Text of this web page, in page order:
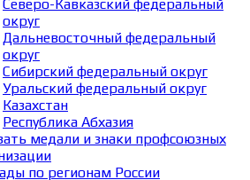
Северо-Кавказский федеральный
округ
Дальневосточный федеральный
округ
Сибирский федеральный округ
Уральский федеральный округ
Казахстан
Республика Абхазия
медали и знаки профсоюзных
по регионам России